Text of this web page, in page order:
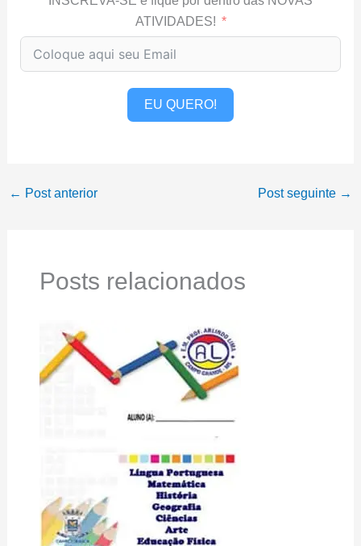
ATIVIDADES!
EU QUERO!
← Post anterior Post seguinte →
Posts relacionados